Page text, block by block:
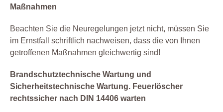
Maßnahmen
Beachten Sie die Neuregelungen jetzt nicht, müssen Sie
im Ernstfall schriftlich nachweisen, dass die von Ihnen
getroffenen Maßnahmen gleichwertig sind!
Brandschutztechnische Wartung und
Sicherheitstechnische Wartung. Feuerlöscher
rechtssicher nach DIN 14406 warten